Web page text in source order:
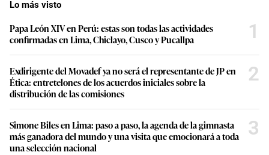
Lo más visto
Papa León XIV en Perú: estas son todas las actividades
confirmadas en Lima, Chiclayo, Cusco y Pucallpa
1
Exdirigente del Movadef ya no será el representante de JP en
Ética: entretelones de los acuerdos iniciales sobre la
distribución de las comisiones
2
Simone Biles en Lima: paso a paso, la agenda de la gimnasta
más ganadora del mundo y una visita que emocionará a toda
una selección nacional
3